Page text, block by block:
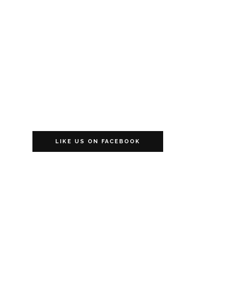
LIKE US ON FACEBOOK